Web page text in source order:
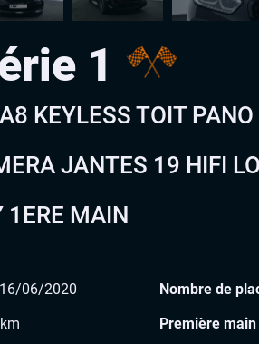
1
KEYLESS TOIT PANO
JANTES 19 HIFI
1ERE MAIN
16/06/2020
Nombre de
Première main